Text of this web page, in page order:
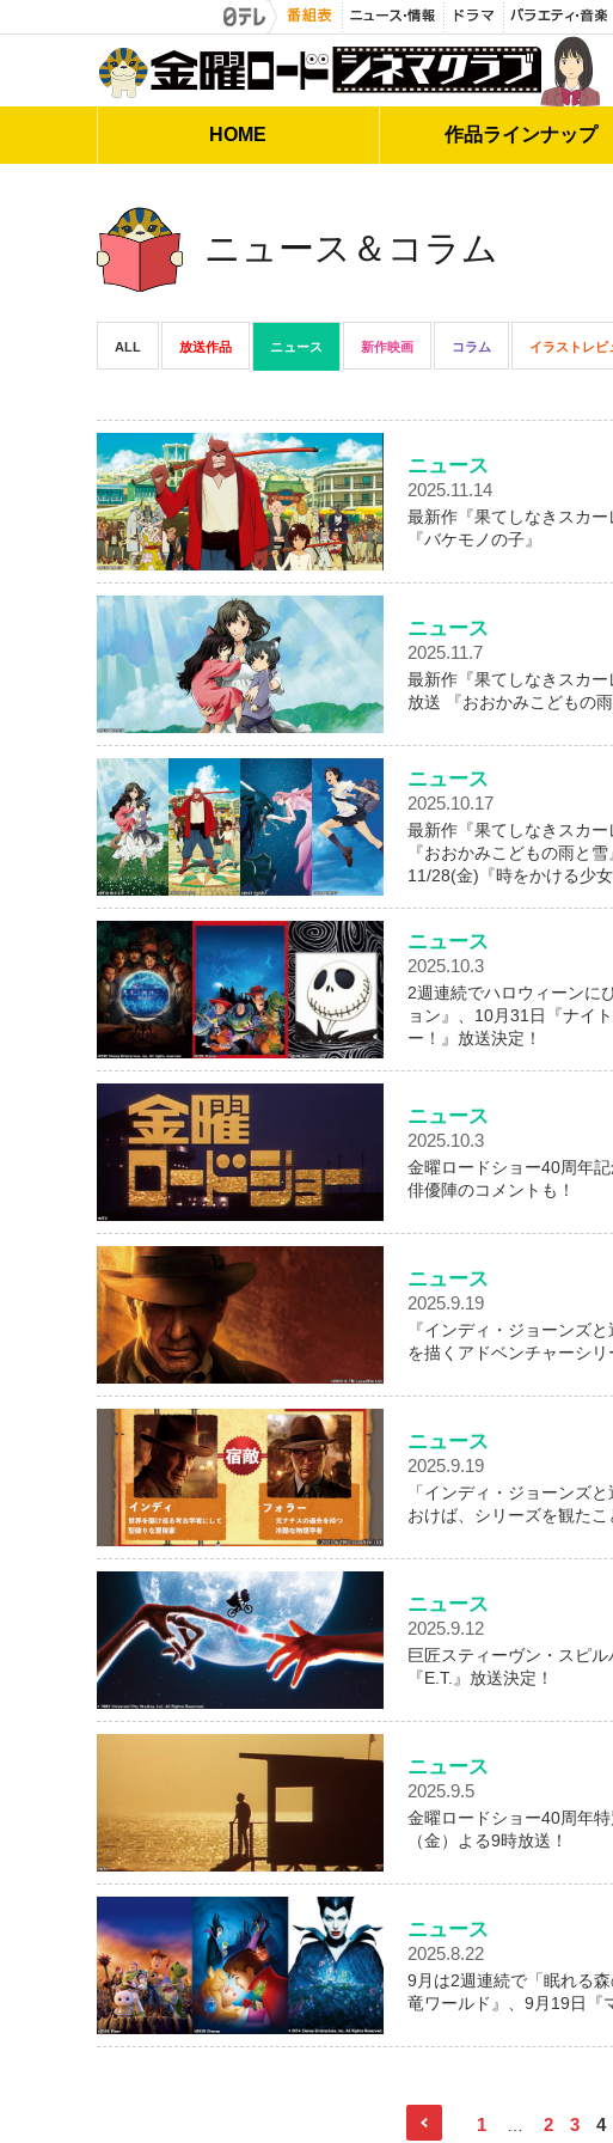
HOME 作品ラインナップ
ニュース＆コラム
ALL 放送作品 ニュース 新作映画 コラム イラストレビ
ニュース
2025.11.14
最新作『果てしなきスカ
『バケモノの子』
ニュース
2025.11.7
最新作『果てしなきスカ
放送 『おおかみこどもの
ニュース
2025.10.17
最新作『果てしなきスカ
『おおかみこどもの雨と
11/28(金)『時をかける少女
ニュース
2025.10.3
2週連続でハロウィーンに
ョン』、10月31日『ナイ
ー！』放送決定！
ニュース
2025.10.3
金曜ロードショー40周年
俳優陣のコメントも！
ニュース
2025.9.19
『インディ・ジョーンズ
を描くアドベンチャーシ
ニュース
2025.9.19
「インディ・ジョーンズ
おけば、シリーズを観た
ニュース
2025.9.12
巨匠スティーヴン・スピ
『E.T.』放送決定！
ニュース
2025.9.5
金曜ロードショー40周年
（金）よる9時放送！
ニュース
2025.8.22
9月は2週連続で「眠れる
竜ワールド』、9月19日『
1 2 3 4